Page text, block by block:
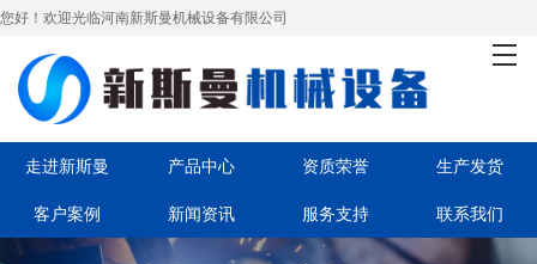
您好！欢迎光临河南新斯曼机械设备有限公司
首页
走进新斯曼
资质荣誉
走进新斯曼 产品中心 资质荣誉 生产发货
客户案例 新闻资讯 服务支持 联系我们